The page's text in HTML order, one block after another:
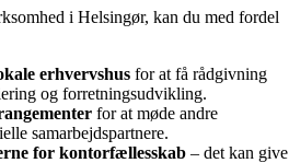
i Helsingør, kan du med fordel
erhvervshus for at få rådgivning
og forretningsudvikling.
for at møde andre
samarbejdspartnere.
for kontorfællesskab – det kan give